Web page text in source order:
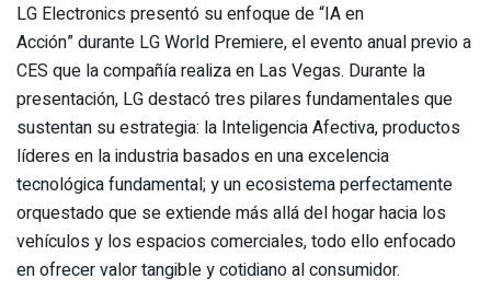
LG Electronics presentó su enfoque de “IA en
Acción” durante LG World Premiere, el evento anual previo a
CES que la compañía realiza en Las Vegas. Durante la
presentación, LG destacó tres pilares fundamentales que
sustentan su estrategia: la Inteligencia Afectiva, productos
líderes en la industria basados en una excelencia
tecnológica fundamental; y un ecosistema perfectamente
orquestado que se extiende más allá del hogar hacia los
vehículos y los espacios comerciales, todo ello enfocado
en ofrecer valor tangible y cotidiano al consumidor.